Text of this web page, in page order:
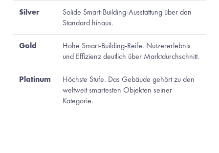
Silver
Solide Smart-Building-Ausstattung über den
Standard hinaus.
Gold
Hohe Smart-Building-Reife. Nutzererlebnis
und Effizienz deutlich über Marktdurchschnitt.
Platinum
Höchste Stufe. Das Gebäude gehört zu den
weltweit smartesten Objekten seiner
Kategorie.